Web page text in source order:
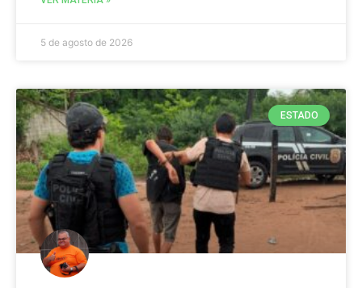
5 de agosto de 2026
ESTADO